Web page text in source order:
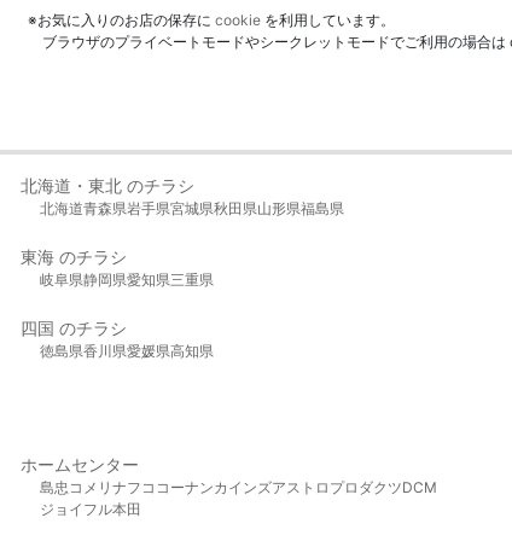
※お気に入りのお店の保存に cookie を利用しています。
ブラウザのプライベートモードやシークレットモードでご利用の場合
北海道・東北 のチラシ
北海道青森県岩手県宮城県秋田県山形県福島県
東海 のチラシ
岐阜県静岡県愛知県三重県
四国 のチラシ
徳島県香川県愛媛県高知県
ホームセンター
島忠 コメリ ナフコ コーナンカインズアストロプロダクツDCM
ジョイフル本田